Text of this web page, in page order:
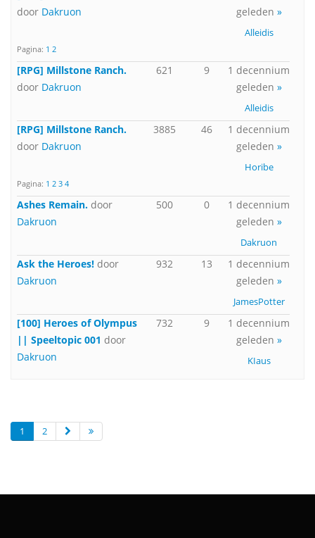
door Dakruon
Pagina: 1 2
geleden »
Alleidis
[RPG] Millstone Ranch.
door Dakruon
621 9
1 decennium
geleden »
Alleidis
[RPG] Millstone Ranch.
door Dakruon
Pagina: 1 2 3 4
3885 46
1 decennium
geleden »
Horibe
Ashes Remain. door
Dakruon
500 0
1 decennium
geleden »
Dakruon
Ask the Heroes! door
Dakruon
932 13
1 decennium
geleden »
JamesPotter
[100] Heroes of Olympus
|| Speeltopic 001 door
Dakruon
732 9
1 decennium
geleden »
KIaus
1 2